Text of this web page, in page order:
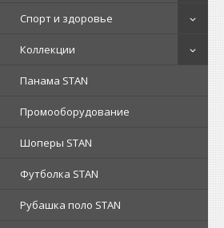
Спорт и здоровье
Коллекции
Панама STAN
Промооборудование
Шоперы STAN
Футболка STAN
Рубашка поло STAN